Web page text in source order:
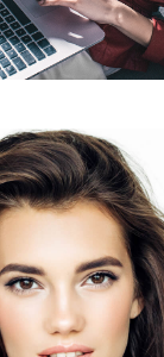
무료 다운로드